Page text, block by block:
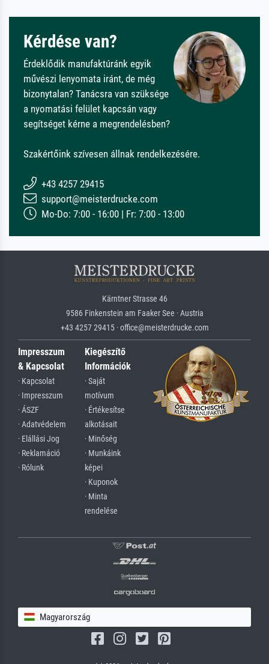
Kérdése van?
Érdeklődik manufaktúránk egyik
művészi lenyomata iránt, de még
bizonytalan? Tanácsra van szüksége
a nyomatási felület kapcsán vagy
segítséget kérne a megrendelésben?
Szakértőink szívesen állnak rendelkezésére.
+43 4257 29415
support@meisterdrucke.com
Mo-Do: 7:00 - 16:00 | Fr: 7:00 - 13:00
Kärntner Strasse 46
9586 Finkenstein am Faaker See · Austria
+43 4257 29415 · office@meisterdrucke.com
Impresszum
& Kapcsolat
· Kapcsolat
· Impresszum
· ÁSZF
· Adatvédelem
· Elállási Jog
· Reklamáció
· Rólunk
Kiegészítő
Információk
· Saját
motívum
· Értékesítse
alkotásait
· Minőség
· Munkáink
képei
· Kuponok
· Minta
rendelése
Magyarország